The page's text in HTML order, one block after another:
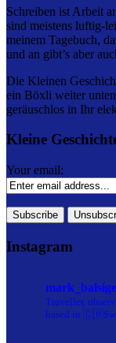
Schreiben ist Arbeit
sind meistens luftig-
meinem Tagebuch,
und an gibt’s aber
Die Kleinen
ein Böxli weiter
geräuschlos in Ihr
Kleine
Your email:
Instagram
Traveller,
based in